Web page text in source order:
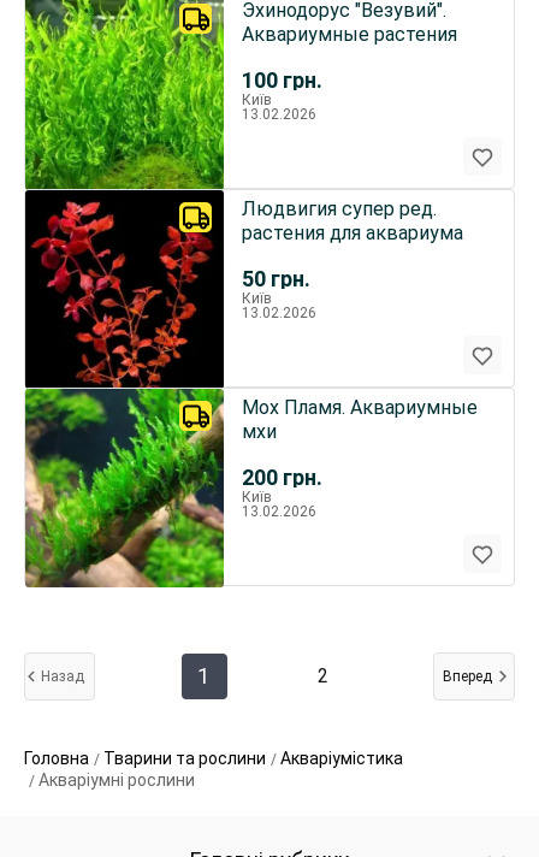
100 грн.
Эхинодорус "Везувий".
Аквариумные растения
Київ
13.02.2026
50 грн.
Людвигия супер ред.
растения для аквариума
Київ
13.02.2026
200 грн.
Мох Пламя. Аквариумные
мхи
Київ
13.02.2026
Назад 1 2 Вперед
Головна Тварини та рослини
Акваріумістика
Акваріумні рослини